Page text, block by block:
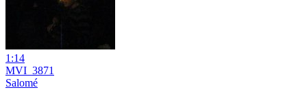
1:14
MVI_3871
Salomé